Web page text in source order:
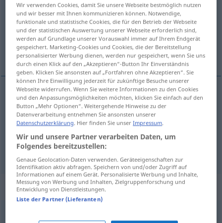
Übersicht aller Übersetzungen
(Für mehr Details die Übersetzung anklicken/antippen)
irreflexivo, descuidado, ligero, frívolo
irreflexivo,descuidado leichtfertig(≈ unüberlegt)
ligero leichtfertig (≈ leichtsinnig)
frívolo leichtfertig (≈ oberflächlich)
„leichtfertig“: Adverb
Wir verwenden Cookies, damit Sie unsere Webseite bestmöglich nutzen
und wir besser mit Ihnen kommunizieren können. Notwendige,
funktionale und statistische Cookies, die für den Betrieb der Webseite
und der statistischen Auswertung unserer Webseite erforderlich sind,
werden auf Grundlage unserer Vorauswahl immer auf Ihrem Endgerät
gespeichert. Marketing-Cookies und Cookies, die der Bereitstellung
personalisierter Werbung dienen, werden nur gespeichert, wenn Sie uns
durch einen Klick auf den „Akzeptieren“-Button Ihr Einverständnis
geben. Klicken Sie ansonsten auf „Fortfahren ohne Akzeptieren“. Sie
können Ihre Einwilligung jederzeit für zukünftige Besuche unserer
Webseite widerrufen. Wenn Sie weitere Informationen zu den Cookies
und den Anpassungsmöglichkeiten möchten, klicken Sie einfach auf den
Button „Mehr Optionen“. Weitergehende Hinweise zu der
Datenverarbeitung entnehmen Sie ansonsten unserer
Datenschutzerklärung. Hier finden Sie unserImpressum.
Wir und unsere Partner verarbeiten Daten, um
Folgendes bereitzustellen:
Genaue Geolocation-Daten verwenden. Geräteeigenschaften zur
Identifikation aktiv abfragen. Speichern von und/oder Zugriff auf
Informationen auf einem Gerät. Personalisierte Werbung und Inhalte,
Messung von Werbung und Inhalten, Zielgruppenforschung und
Entwicklung von Dienstleistungen.
Liste der Partner (Lieferanten)